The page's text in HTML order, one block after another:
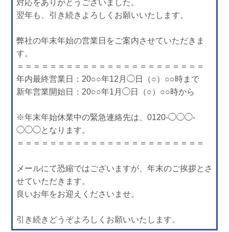
対応をありがとうございました。
翌年も、引き続きよろしくお願いいたします。
弊社の年末年始の営業日をご案内させていただきま
す。
＝＝＝＝＝＝＝＝＝＝＝＝＝＝＝＝＝＝＝＝＝＝＝
年内最終営業日：20○○年12月◯日（○）○○時まで
新年営業開始日：20○○年1月◯日（○）○○時から
※年末年始休業中の緊急連絡先は、0120‐◯◯◯‐
◯◯◯となります。
＝＝＝＝＝＝＝＝＝＝＝＝＝＝＝＝＝＝＝＝＝＝＝
メールにて恐縮ではございますが、年末のご挨拶とさ
せていただきます。
良いお年をお迎えくださいませ。
引き続きどうぞよろしくお願いいたします。